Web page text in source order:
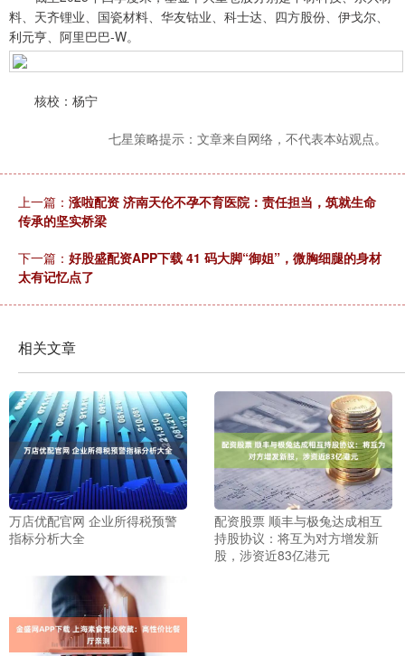
料、天齐锂业、国瓷材料、华友钴业、科士达、四方股份、伊戈尔、
利元亨、阿里巴巴-W。
核校：杨宁
七星策略提示：文章来自网络，不代表本站观点。
上一篇： 涨啦配资 济南天伦不孕不育医院：责任担当，筑就生命
传承的坚实桥梁
下一篇： 好股盛配资APP下载 41 码大脚“御姐”，微胸细腿的身材
太有记忆点了
相关文章
万店优配官网 企业所得税预警
指标分析大全
配资股票 顺丰与极兔达成相互
持股协议：将互为对方增发新
股，涉资近83亿港元